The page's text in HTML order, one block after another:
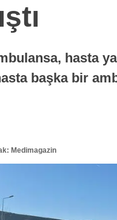
hasta
başka bir
Medimagazin